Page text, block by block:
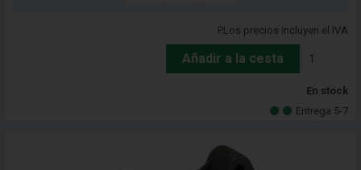
PLos precios incluyen el IVA
Añadir a la cesta
En stock
Entrega 5-7